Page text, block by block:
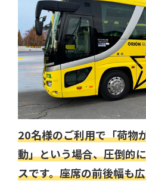
20名様のご利用で「荷物
動」という場合、圧倒的
スです。座席の前後幅も